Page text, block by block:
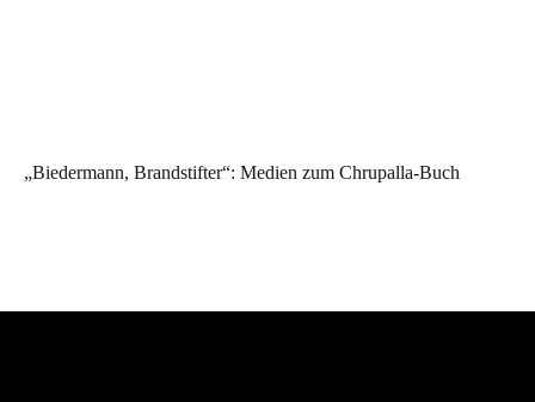
„Biedermann, Brandstifter“: Medien zum Chrupalla-Buch